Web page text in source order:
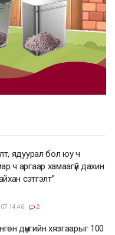
ядуурал бол юу ч
ч аргаар хамаагүй дахин
сэтгэлт”
14:46 2
дүнгийн хязгаарыг 100